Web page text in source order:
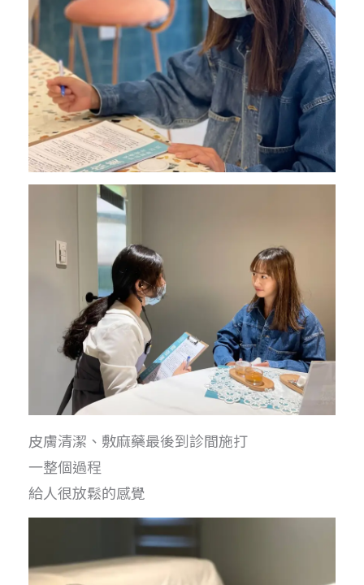
皮膚清潔、敷麻藥最後到診間施打
一整個過程
給人很放鬆的感覺